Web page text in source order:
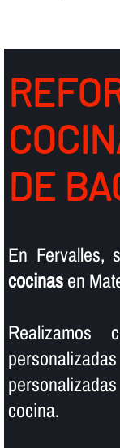
DE
En Fervalles,
cocinasen
Realizamos
cocina.